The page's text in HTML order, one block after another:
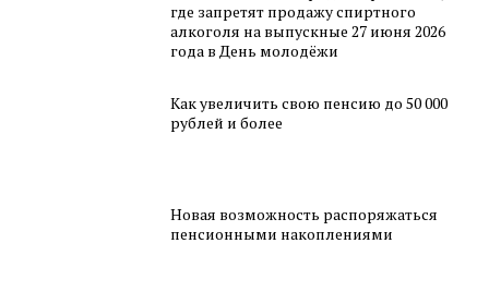
где запретят продажу спиртного
алкоголя на выпускные 27 июня 2026
года в День молодёжи
Как увеличить свою пенсию до 50 000
рублей и более
Новая возможность распоряжаться
пенсионными накоплениями